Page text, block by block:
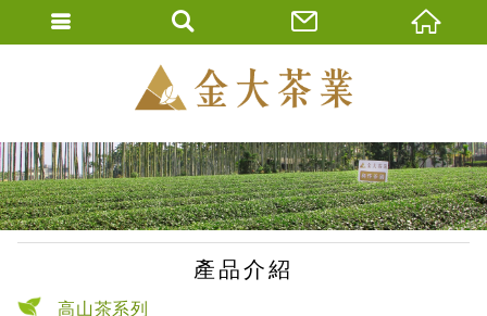
產品介紹
高山茶系列
ENGLISH
繁體中文